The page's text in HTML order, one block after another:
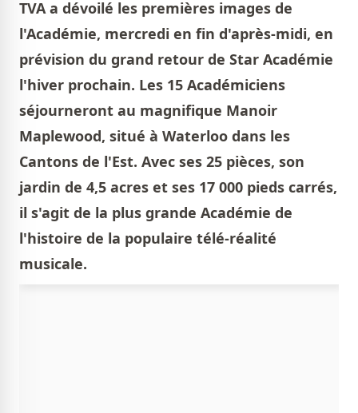
TVA a dévoilé les premières images de
l'Académie, mercredi en fin d'après-midi, en
prévision du grand retour de Star Académie
l'hiver prochain. Les 15 Académiciens
séjourneront au magnifique Manoir
Maplewood, situé à Waterloo dans les
Cantons de l'Est. Avec ses 25 pièces, son
jardin de 4,5 acres et ses 17 000 pieds carrés,
il s'agit de la plus grande Académie de
l'histoire de la populaire télé-réalité
musicale.